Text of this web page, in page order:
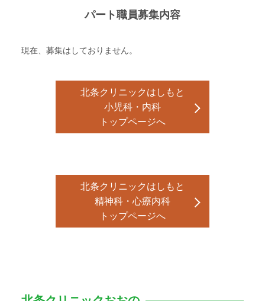
パート職員募集内容
現在、募集はしておりません。
北条クリニックはしもと
小児科・内科
トップページへ
北条クリニックはしもと
精神科・心療内科
トップページへ